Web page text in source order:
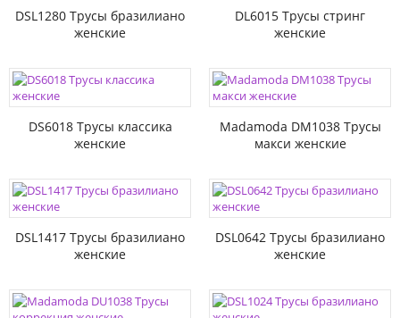
DSL1280 Трусы бразилиано
женские
DL6015 Трусы стринг
женские
DS6018 Трусы классика
женские
Madamoda DM1038 Трусы
макси женские
DSL1417 Трусы бразилиано
женские
DSL0642 Трусы бразилиано
женские